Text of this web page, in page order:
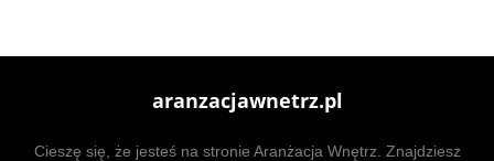
aranzacjawnetrz.pl
Cieszę się, że jesteś na stronie Aranżacja Wnętrz. Znajdziesz